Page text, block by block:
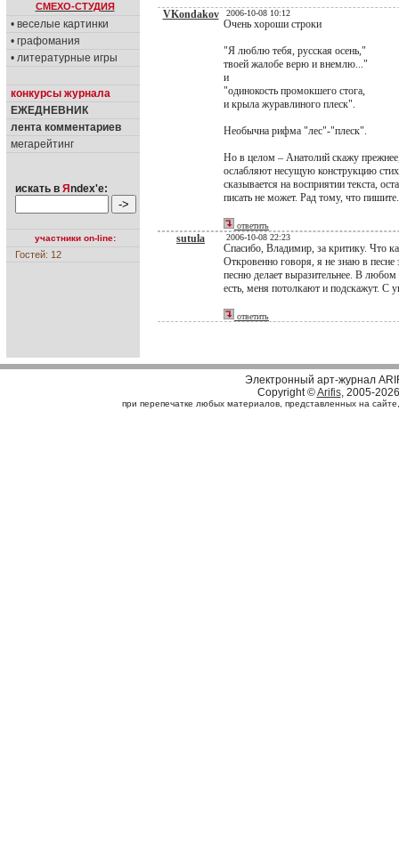
СМЕХО-СТУДИЯ
• веселые картинки
• графомания
• литературные игры
конкурсы журнала
ЕЖЕДНЕВНИК
лента комментариев
мегарейтинг
искать в Я ndex'е:
участники on-line:
Гостей: 12
VKondakov 2006-10-08 10:12
Очень хороши строки
"Я люблю тебя, русская осень,"
твоей жалобе верю и внемлю..."
и
"одинокость промокшего стога,
и крыла журавлиного плеск".
Необычна рифма "лес"-"плеск".
Но в целом – Анатолий скажу
ослабляют несущую конструкцию
сказывается на восприятии текста,
писать не может. Рад тому, что
ответить
sutula 2006-10-08 22:23
Спасибо, Владимир, за критику. Что
Откровенно говоря, я не знаю в песне
песню делает выразительнее. В
есть, меня потолкают и подскажут. С
ответить
Электронный арт-журнал
Copyright ©Arifis, 2005-2026
при перепечатке любых материалов, представленных на